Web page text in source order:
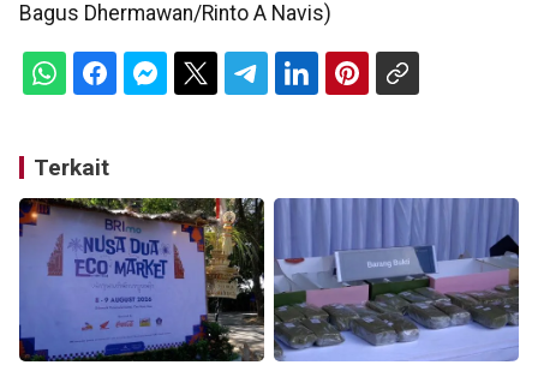
Bagus Dhermawan/Rinto A Navis)
Terkait